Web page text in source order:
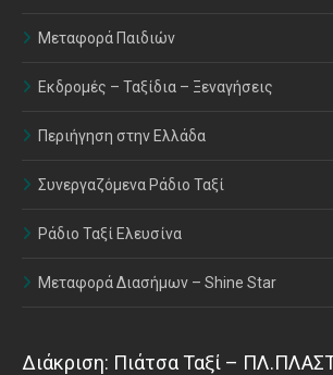
Μεταφορά Παιδιών
Εκδρομές – Ταξίδια – Ξεναγήσεις
Περιήγηση στην Ελλάδα
Συνεργαζόμενα Ράδιο Ταξί
Ράδιο Ταξί Ελευσίνα
Μεταφορά Διασήμων – Shine Star
Διάκριση: Πιάτσα Ταξί –